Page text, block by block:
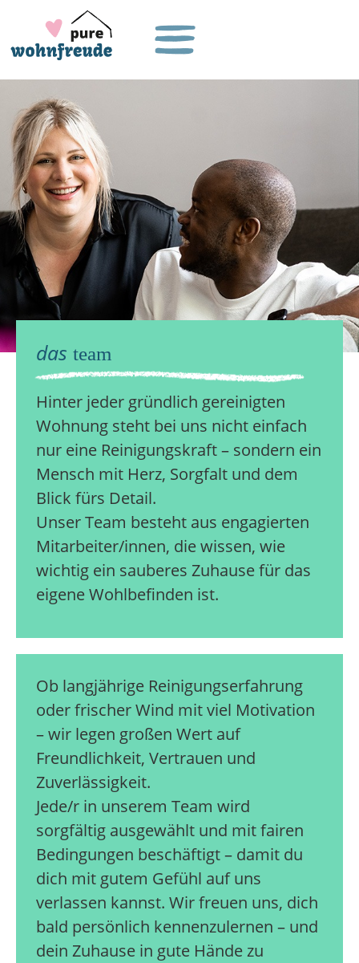
das team
Hinter jeder gründlich gereinigten
Wohnung steht bei uns nicht einfach
nur eine Reinigungskraft – sondern ein
Mensch mit Herz, Sorgfalt und dem
Blick fürs Detail.
Unser Team besteht aus engagierten
Mitarbeiter/innen, die wissen, wie
wichtig ein sauberes Zuhause für das
eigene Wohlbefinden ist.
Ob langjährige Reinigungserfahrung
oder frischer Wind mit viel Motivation
– wir legen großen Wert auf
Freundlichkeit, Vertrauen und
Zuverlässigkeit.
Jede/r in unserem Team wird
sorgfältig ausgewählt und mit fairen
Bedingungen beschäftigt – damit du
dich mit gutem Gefühl auf uns
verlassen kannst. Wir freuen uns, dich
bald persönlich kennenzulernen – und
dein Zuhause in gute Hände zu